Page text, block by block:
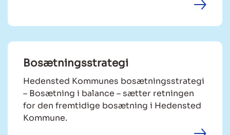
Bosætningsstrategi
Hedensted Kommunes bosætningsstrategi
– Bosætning i balance – sætter retningen
for den fremtidige bosætning i Hedensted
Kommune.